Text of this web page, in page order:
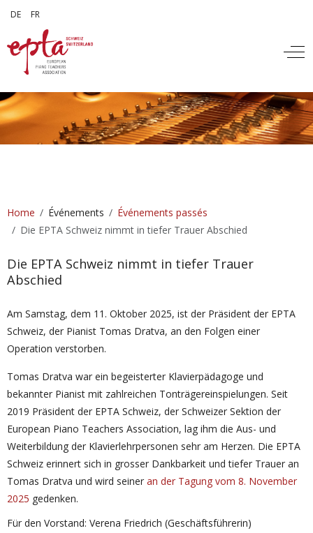
Sélectionnez votre langue
DE FR
Off-
Home Événements
Événements passés
Die EPTA Schweiz nimmt in tiefer Trauer Abschied
Die EPTA Schweiz nimmt in tiefer Trauer
Abschied
Am Samstag, dem 11. Oktober 2025, ist der Präsident der EPTA
Schweiz, der Pianist Tomas Dratva, an den Folgen einer
Operation verstorben.
Tomas Dratva war ein begeisterter Klavierpädagoge und
bekannter Pianist mit zahlreichen Tonträgereinspielungen. Seit
2019 Präsident der EPTA Schweiz, der Schweizer Sektion der
European Piano Teachers Association, lag ihm die Aus- und
Weiterbildung der Klavierlehrpersonen sehr am Herzen. Die EPTA
Schweiz erinnert sich in grosser Dankbarkeit und tiefer Trauer an
Tomas Dratva und wird seiner an der Tagung vom 8. November
2025 gedenken.
Für den Vorstand: Verena Friedrich (Geschäftsführerin)